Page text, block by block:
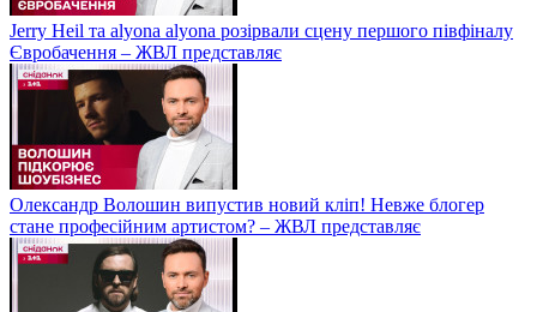
Jerry Heil та аlyona аlyona розірвали сцену першого півфіналу
Євробачення – ЖВЛ представляє
Олександр Волошин випустив новий кліп! Невже блогер
стане професійним артистом? – ЖВЛ представляє